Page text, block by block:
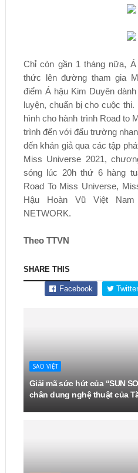
Chỉ còn gần 1 tháng nữa,
thức lên đường tham gia
điểm Á hậu Kim Duyên
luyện, chuẩn bị cho cuộc
hình cho hành trình Road to
trình đến với đấu trường
đến khán giả qua các tập
Miss Universe 2021,
sóng lúc 20h thứ 6 hàng
Road To Miss Universe,
Hậu Hoàn Vũ Việt
NETWORK.
Theo TTVN
SHARE THIS
Facebook
SAO VIỆT
Giải mã sức hút của “SUN
chân dung nghệ thuật của